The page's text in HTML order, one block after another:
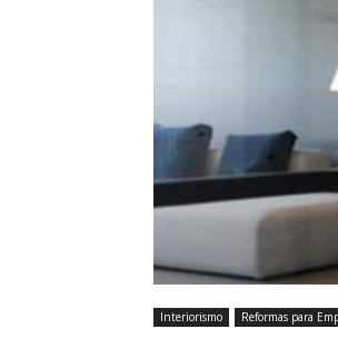
Interiorismo Reformas para